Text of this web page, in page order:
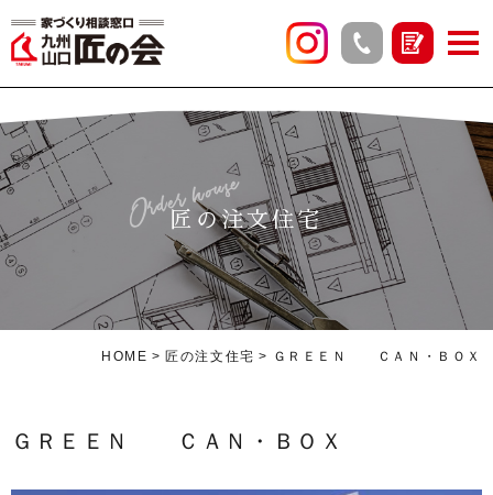
匠の注文住宅
Order house
HOME 匠の注文住宅 ＧＲＥＥＮ ＣＡＮ・ＢＯＸ
ＧＲＥＥＮ ＣＡＮ・ＢＯＸ